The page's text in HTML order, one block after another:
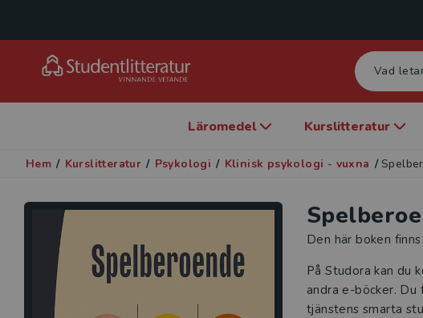
Läromedel Kurslitteratur
Hem / Kurslitteratur / Psykologi / Klinisk psykologi - vuxna /
Den här boken
På Studora kan du
andra e-böcker.
tjänstens smarta